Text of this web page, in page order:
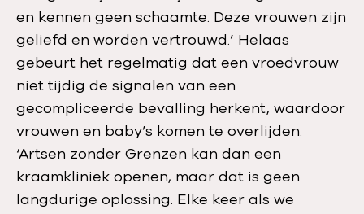
en kennen geen schaamte. Deze vrouwen zijn
geliefd en worden vertrouwd.’ Helaas
gebeurt het regelmatig dat een vroedvrouw
niet tijdig de signalen van een
gecompliceerde bevalling herkent, waardoor
vrouwen en baby’s komen te overlijden.
‘Artsen zonder Grenzen kan dan een
kraamkliniek openen, maar dat is geen
langdurige oplossing. Elke keer als we